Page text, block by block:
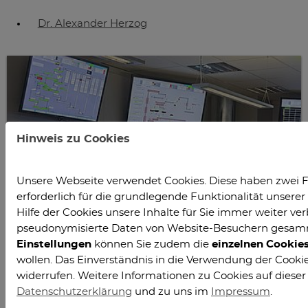
Dr. Alexander Herzog
Leitwarte Sinteranlage, Foto: Uwe Braun, SHS –
Hinweis zu Cookies
Unsere Webseite verwendet Cookies. Diese haben zwei
erforderlich für die grundlegende Funktionalität
Hilfe der Cookies unsere Inhalte für Sie immer weiter
pseudonymisierte Daten von Website-Besuchern
Einstellungen können Sie zudem die einzelnen
wollen. Das Einverständnis in die Verwendung der
widerrufen. Weitere Informationen zu Cookies auf
Datenschutzerklärung und zu uns im Impressum.